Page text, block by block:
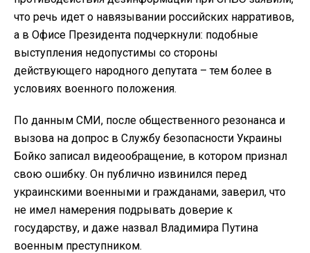
что речь идет о навязывании российских нарративов,
а в Офисе Президента подчеркнули: подобные
выступления недопустимы со стороны
действующего народного депутата – тем более в
условиях военного положения.
По данным СМИ, после общественного резонанса и
вызова на допрос в Службу безопасности Украины
Бойко записал видеообращение, в котором признал
свою ошибку. Он публично извинился перед
украинскими военными и гражданами, заверил, что
не имел намерения подрывать доверие к
государству, и даже назвал Владимира Путина
военным преступником.